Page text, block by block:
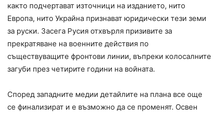
както подчертават източници на изданието, нито
Европа, нито Украйна признават юридически тези земи
за руски. Засега Русия отхвърля призивите за
прекратяване на военните действия по
съществуващите фронтови линии, въпреки колосалните
загуби през четирите години на войната.
Според западните медии детайлите на плана все още
се финализират и е възможно да се променят. Освен